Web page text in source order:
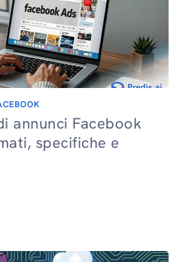
annunci Facebook
specifiche e